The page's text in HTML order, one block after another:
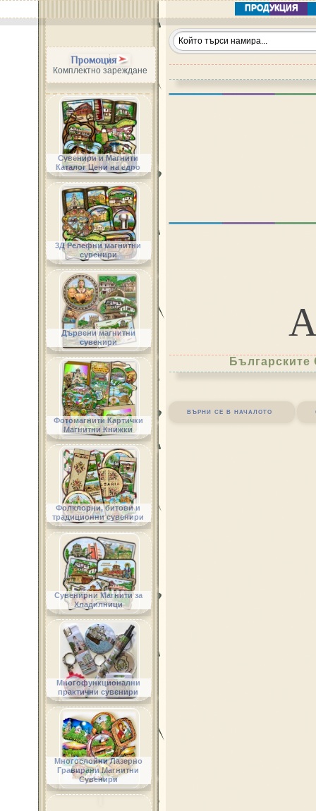
ПРОДУКЦИЯ
върни се в началото
Промоция
Комплектно зареждане
Сувенири и Магнити
Каталог Цени на едро
3Д Релефни магнитни
сувенири
Дървени магнитни
сувенири
Фотомагнити Картички
Магнитни Книжки
Фолклорни, битови и
традиционни сувенири
Сувенирни Магнити за
Хладилници
Многофункционални
практични сувенири
Многослойни Лазерно
Гравирани Магнитни
Сувенири